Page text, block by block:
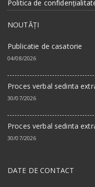
Politica de
NOUTĂȚI
Publicatie de casatorie
04/08/2026
Proces verbal sedinta
30/07/2026
Proces verbal sedinta
30/07/2026
DATE DE CONTACT